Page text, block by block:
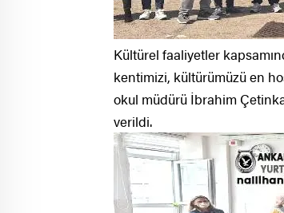
Kültürel faaliyetler
kentimizi, kültürümüzü en
okul müdürü İbrahim
verildi.